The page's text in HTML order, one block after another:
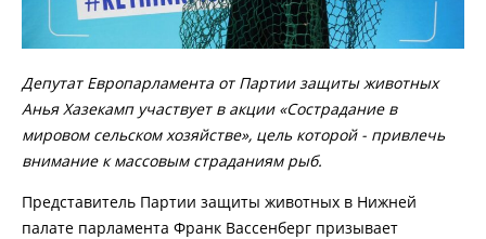
Депутат Европарламента от Партии защиты животных
Анья Хазекамп участвует в акции «Сострадание в
мировом сельском хозяйстве», цель которой - привлечь
внимание к массовым страданиям рыб.
Представитель Партии защиты животных в Нижней
палате парламента Франк Вассенберг призывает